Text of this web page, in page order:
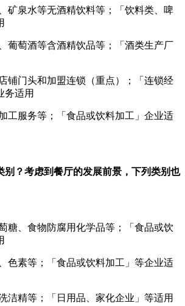
矿泉水等无酒精饮料等；「饮料类、啤
葡萄酒等含酒精饮品等；「酒类生产厂
铺门头和加盟连锁（重点）；「连锁经
务适用
工服务等；「食品或饮料加工」企业适
别？考虑到餐厅的发展前景，下列类别也
糖、食物防腐用化学品等；「食品或饮
色素等；「食品或饮料加工」等企业适
洁精等；「日用品、家化企业」等适用